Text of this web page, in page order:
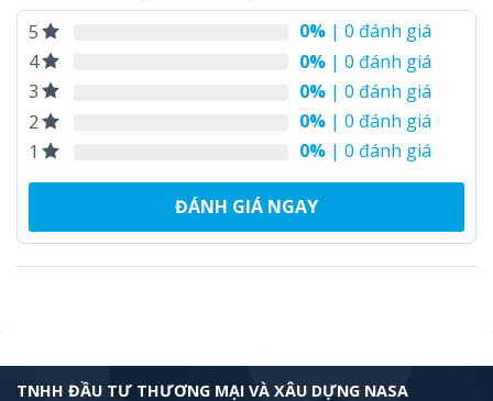
5 0% | 0 đánh giá
4
0% | 0 đánh giá
3
0% | 0 đánh giá
2
0% | 0 đánh giá
1
0% | 0 đánh giá
ĐÁNH GIÁ NGAY
TNHH ĐẦU TƯ THƯƠNG MẠI VÀ XÂU DỰNG NASA